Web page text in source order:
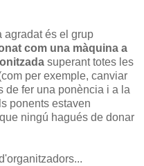
agradat és el grup
com una màquina a
superant totes les
per exemple, canviar
de fer una ponència i a la
ponents estaven
ningú hagués de donar